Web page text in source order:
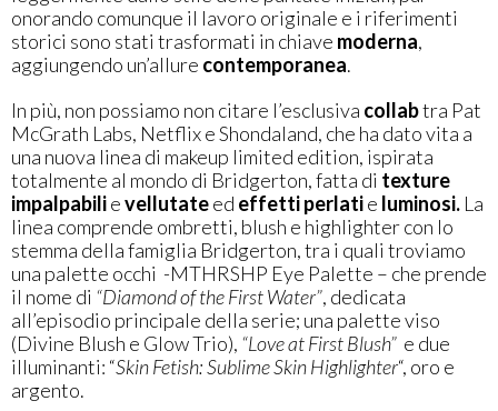
onorando comunque il lavoro originale e i riferimenti
storici sono stati trasformati in chiave moderna,
aggiungendo un’allure contemporanea.
In più, non possiamo non citare l’esclusiva collabtra Pat
McGrath Labs, Netflix e Shondaland, che ha dato vita a
una nuova linea di makeup limited edition, ispirata
totalmente al mondo di Bridgerton, fatta di texture
impalpabilievellutateed effetti perlatie luminosi. La
linea comprende ombretti, blush e highlighter con lo
stemma della famiglia Bridgerton, tra i quali troviamo
una palette occhi -MTHRSHP Eye Palette – che prende
il nome di “Diamond of the First Water”, dedicata
all’episodio principale della serie; una palette viso
(Divine Blush e Glow Trio), “Love at First Blush” e due
illuminanti: “Skin Fetish: Sublime Skin Highlighter“, oro e
argento.